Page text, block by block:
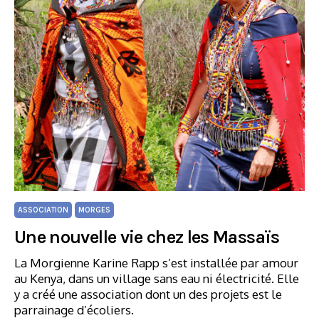
ASSOCIATION MORGES
Une nouvelle vie chez les Massaïs
La Morgienne Karine Rapp s’est installée par amour
au Kenya, dans un village sans eau ni électricité. Elle
y a créé une association dont un des projets est le
parrainage d’écoliers.